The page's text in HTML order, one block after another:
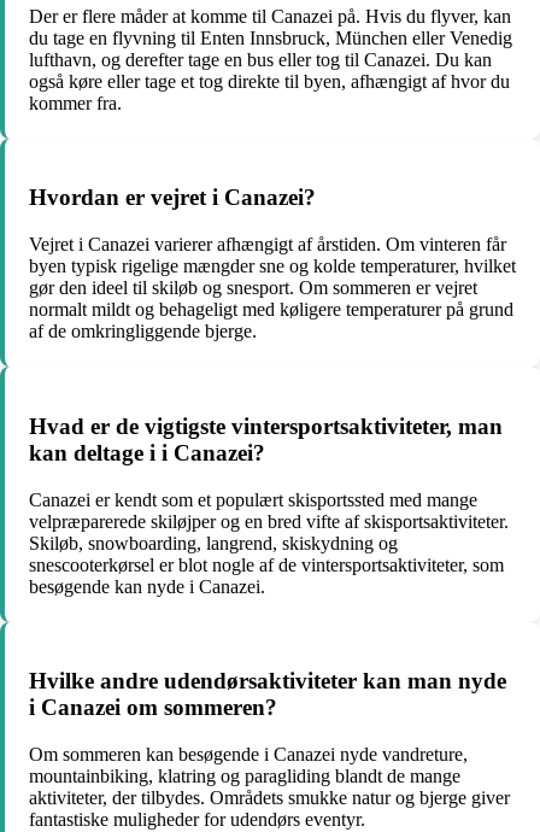
Der er flere måder at komme til Canazei på. Hvis du flyver, kan
du tage en flyvning til Enten Innsbruck, München eller Venedig
lufthavn, og derefter tage en bus eller tog til Canazei. Du kan
også køre eller tage et tog direkte til byen, afhængigt af hvor du
kommer fra.
Hvordan er vejret i Canazei?
Vejret i Canazei varierer afhængigt af årstiden. Om vinteren får
byen typisk rigelige mængder sne og kolde temperaturer, hvilket
gør den ideel til skiløb og snesport. Om sommeren er vejret
normalt mildt og behageligt med køligere temperaturer på grund
af de omkringliggende bjerge.
Hvad er de vigtigste vintersportsaktiviteter, man
kan deltage i i Canazei?
Canazei er kendt som et populært skisportssted med mange
velpræparerede skiløjper og en bred vifte af skisportsaktiviteter.
Skiløb, snowboarding, langrend, skiskydning og
snescooterkørsel er blot nogle af de vintersportsaktiviteter, som
besøgende kan nyde i Canazei.
Hvilke andre udendørsaktiviteter kan man nyde
i Canazei om sommeren?
Om sommeren kan besøgende i Canazei nyde vandreture,
mountainbiking, klatring og paragliding blandt de mange
aktiviteter, der tilbydes. Områdets smukke natur og bjerge giver
fantastiske muligheder for udendørs eventyr.